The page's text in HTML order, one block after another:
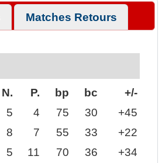
Matches Retours
N. P. bp bc
+/-
5 4 75 30
+45
8 7 55 33
+22
5 11 70 36
+34